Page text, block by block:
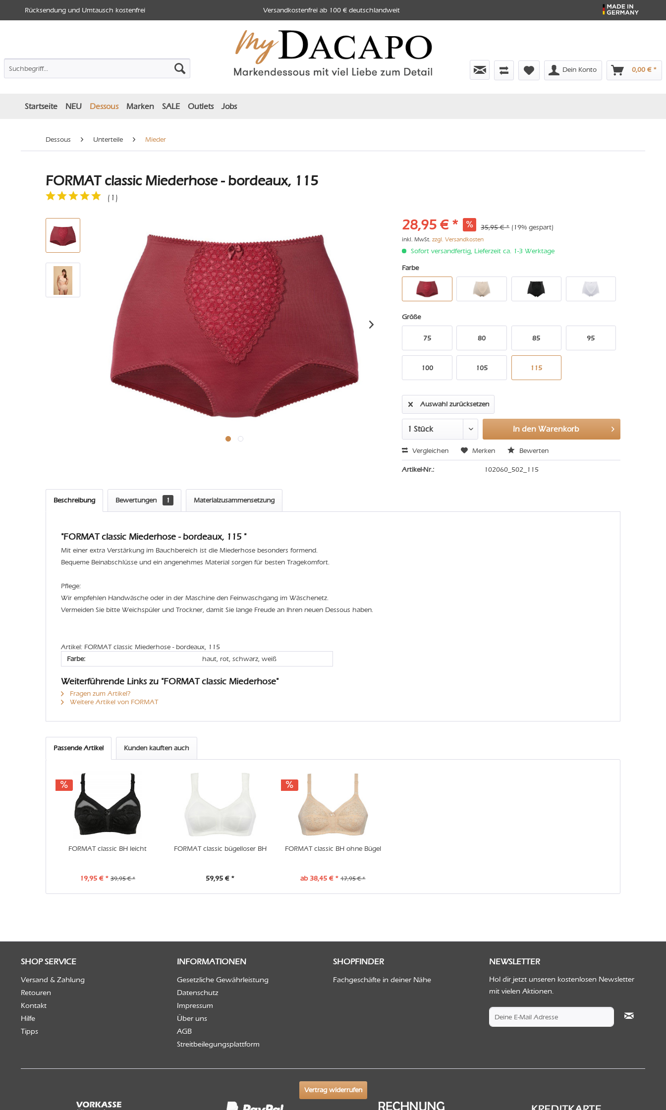
Rücksendung und Umtausch kostenfrei Versandkostenfrei ab 100 € deutschlandweit
Dein Konto 0,00 € *
Startseite NEU Dessous Marken SALE Outlets Jobs
Dessous Unterteile Mieder
FORMAT classic Miederhose - bordeaux, 115
( 1 )
28,95 € * 35,95 € * (19% gespart)
inkl. MwSt.zzgl. Versandkosten
Sofort versandfertig, Lieferzeit ca. 1-3 Werktage
Farbe
Größe
75 80 85 95
100 105 115
Auswahl zurücksetzen
In den Warenkorb
Vergleichen Merken Bewerten
Artikel-Nr.: 102060_502_115
Beschreibung Bewertungen 1 Materialzusammensetzung
"FORMAT classic Miederhose - bordeaux, 115 "
Mit einer extra Verstärkung im Bauchbereich ist die Miederhose besonders formend.
Bequeme Beinabschlüsse und ein angenehmes Material sorgen für besten Tragekomfort.
Pflege:
Wir empfehlen Handwäsche oder in der Maschine den Feinwaschgang im Wäschenetz.
Vermeiden Sie bitte Weichspüler und Trockner, damit Sie lange Freude an Ihren neuen Dessous haben.
Artikel: FORMAT classic Miederhose - bordeaux, 115
Farbe:
haut, rot, schwarz, weiß
Weiterführende Links zu "FORMAT classic Miederhose"
Fragen zum Artikel?
Weitere Artikel von FORMAT
Passende Artikel Kunden kauften auch
FORMAT classic BH leicht
19,95 € * 39,95 € *
FORMAT classic bügelloser BH
59,95 € *
FORMAT classic BH ohne Bügel
ab 38,45 € * 47,95 € *
SHOP SERVICE
Versand & Zahlung
Retouren
Kontakt
Hilfe
Tipps
INFORMATIONEN
Gesetzliche Gewährleistung
Datenschutz
Impressum
Über uns
AGB
Streitbeilegungsplattform
SHOPFINDER
Fachgeschäfte in deiner Nähe
NEWSLETTER
Hol dir jetzt unseren kostenlosen Newsletter
mit vielen Aktionen.
Vertrag widerrufen